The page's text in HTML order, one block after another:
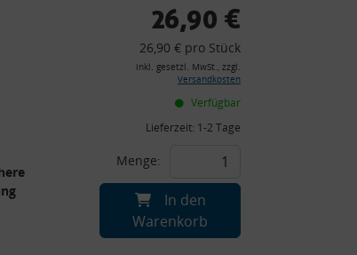
26,90 €
26,90 € pro Stück
inkl. gesetzl. MwSt., zzgl.
Versandkosten
Verfügbar
Lieferzeit: 1-2 Tage
Menge:
In den
Warenkorb